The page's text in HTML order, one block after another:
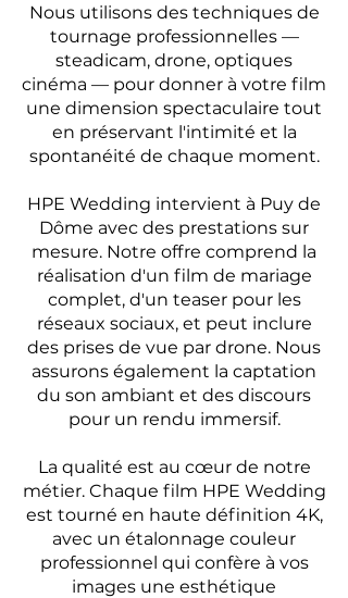
Nous utilisons des techniques de
tournage professionnelles —
steadicam, drone, optiques
cinéma — pour donner à votre film
une dimension spectaculaire tout
en préservant l'intimité et la
spontanéité de chaque moment.
HPE Wedding intervient à Puy de
Dôme avec des prestations sur
mesure. Notre offre comprend la
réalisation d'un film de mariage
complet, d'un teaser pour les
réseaux sociaux, et peut inclure
des prises de vue par drone. Nous
assurons également la captation
du son ambiant et des discours
pour un rendu immersif.
La qualité est au cœur de notre
métier. Chaque film HPE Wedding
est tourné en haute définition 4K,
avec un étalonnage couleur
professionnel qui confère à vos
images une esthétique